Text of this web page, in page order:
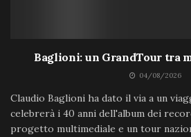
Baglioni: un GrandTour tra
04/08/2026
Claudio Baglioni ha dato il via a un
celebrerà i 40 anni dell'album dei
progetto multimediale e un tour